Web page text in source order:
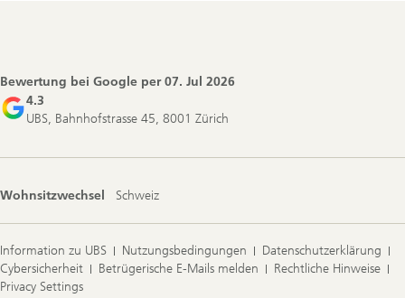
Bewertung bei Google per07. Jul 2026
4.3
UBS, Bahnhofstrasse 45, 8001 Zürich
Wohnsitzwechsel Schweiz
Information zu UBS Nutzungsbedingungen
Datenschutzerklärung
Cybersicherheit
Betrügerische E-Mails melden
Rechtliche Hinweise
Privacy Settings